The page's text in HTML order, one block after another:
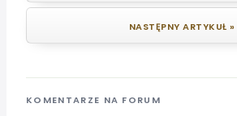
NASTĘPNY ARTYKUŁ »
KOMENTARZE NA FORUM